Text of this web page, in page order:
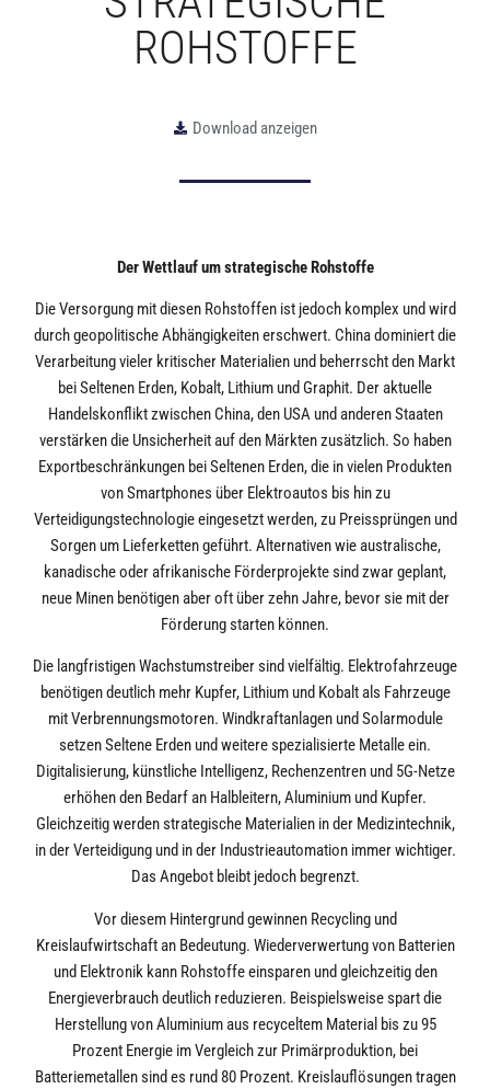
ROHSTOFFE
Download anzeigen
Der Wettlauf um strategische Rohstoffe
Die Versorgung mit diesen Rohstoffen ist jedoch komplex und wird
durch geopolitische Abhängigkeiten erschwert. China dominiert die
Verarbeitung vieler kritischer Materialien und beherrscht den Markt
bei Seltenen Erden, Kobalt, Lithium und Graphit. Der aktuelle
Handelskonflikt zwischen China, den USA und anderen Staaten
verstärken die Unsicherheit auf den Märkten zusätzlich. So haben
Exportbeschränkungen bei Seltenen Erden, die in vielen Produkten
von Smartphones über Elektroautos bis hin zu
Verteidigungstechnologie eingesetzt werden, zu Preissprüngen und
Sorgen um Lieferketten geführt. Alternativen wie australische,
kanadische oder afrikanische Förderprojekte sind zwar geplant,
neue Minen benötigen aber oft über zehn Jahre, bevor sie mit der
Förderung starten können.
Die langfristigen Wachstumstreiber sind vielfältig. Elektrofahrzeuge
benötigen deutlich mehr Kupfer, Lithium und Kobalt als Fahrzeuge
mit Verbrennungsmotoren. Windkraftanlagen und Solarmodule
setzen Seltene Erden und weitere spezialisierte Metalle ein.
Digitalisierung, künstliche Intelligenz, Rechenzentren und 5G-Netze
erhöhen den Bedarf an Halbleitern, Aluminium und Kupfer.
Gleichzeitig werden strategische Materialien in der Medizintechnik,
in der Verteidigung und in der Industrieautomation immer wichtiger.
Das Angebot bleibt jedoch begrenzt.
Vor diesem Hintergrund gewinnen Recycling und
Kreislaufwirtschaft an Bedeutung. Wiederverwertung von Batterien
und Elektronik kann Rohstoffe einsparen und gleichzeitig den
Energieverbrauch deutlich reduzieren. Beispielsweise spart die
Herstellung von Aluminium aus recyceltem Material bis zu 95
Prozent Energie im Vergleich zur Primärproduktion, bei
Batteriemetallen sind es rund 80 Prozent. Kreislauflösungen tragen